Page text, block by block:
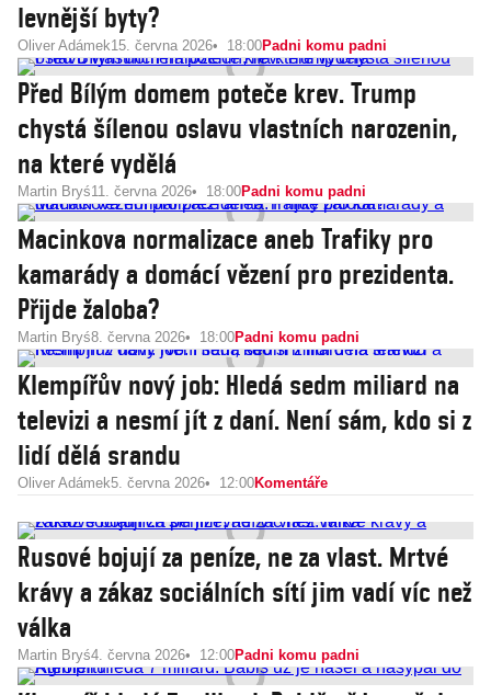
levnější byty?
Oliver Adámek15. června 2026 18:00Padni komu padni
Před Bílým domem poteče krev. Trump
chystá šílenou oslavu vlastních narozenin,
na které vydělá
Martin Bryś11. června 2026 18:00Padni komu padni
Macinkova normalizace aneb Trafiky pro
kamarády a domácí vězení pro prezidenta.
Přijde žaloba?
Martin Bryś8. června 2026 18:00Padni komu padni
Klempířův nový job: Hledá sedm miliard na
televizi a nesmí jít z daní. Není sám, kdo si z
lidí dělá srandu
Oliver Adámek5. června 2026 12:00Komentáře
Rusové bojují za peníze, ne za vlast. Mrtvé
krávy a zákaz sociálních sítí jim vadí víc než
válka
Martin Bryś4. června 2026 12:00Padni komu padni